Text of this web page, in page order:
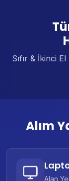
Sıfır & İkinci
Alım
Alan